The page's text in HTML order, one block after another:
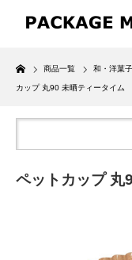
Home
商品一覧 和・洋菓
カップ 丸90 未晒ティータイム
ペットカップ 丸